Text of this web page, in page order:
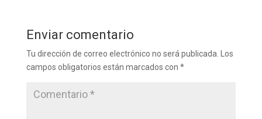
Enviar comentario
Tu dirección de correo electrónico no será publicada.
Los
campos obligatorios están marcados con *